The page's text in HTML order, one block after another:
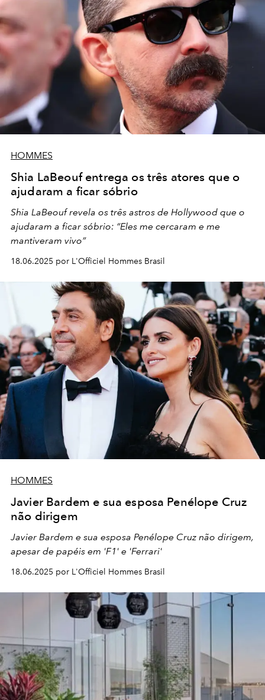
HOMMES
Shia LaBeouf entrega os três atores que o
ajudaram a ficar sóbrio
Shia LaBeouf revela os três astros de Hollywood que o
ajudaram a ficar sóbrio: “Eles me cercaram e me
mantiveram vivo”
18.06.2025 por L'Officiel Hommes Brasil
HOMMES
Javier Bardem e sua esposa Penélope Cruz
não dirigem
Javier Bardem e sua esposa Penélope Cruz não dirigem,
apesar de papéis em 'F1' e 'Ferrari'
18.06.2025 por L'Officiel Hommes Brasil